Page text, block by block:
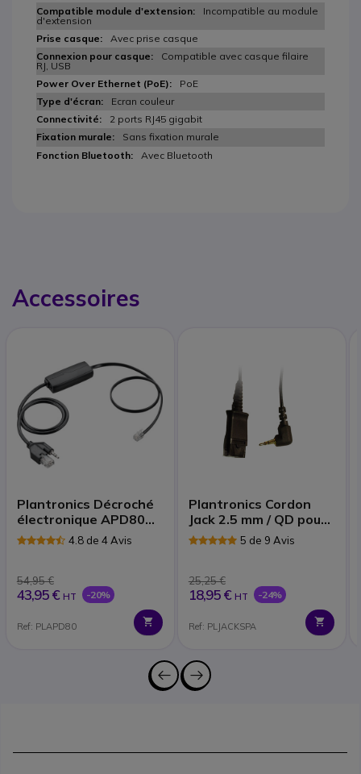
Incompatible au module
d'extension
Avec prise casque
Compatible avec casque filaire
RJ, USB
PoE
Ecran couleur
2 ports RJ45 gigabit
Sans fixation murale
Avec Bluetooth
Accessoires
Plantronics Décroché
électronique APD80
EHS | Accessoires
4.8 de 4 Avis
54,95 €
43,95 € HT -20%
Ref: PLAPD80
Plantronics Cordon
Jack 2.5 mm / QD pour
Cisco SPA |
Accessoires
5 de 9 Avis
25,25 €
18,95 € HT -24%
Ref: PLJACKSPA